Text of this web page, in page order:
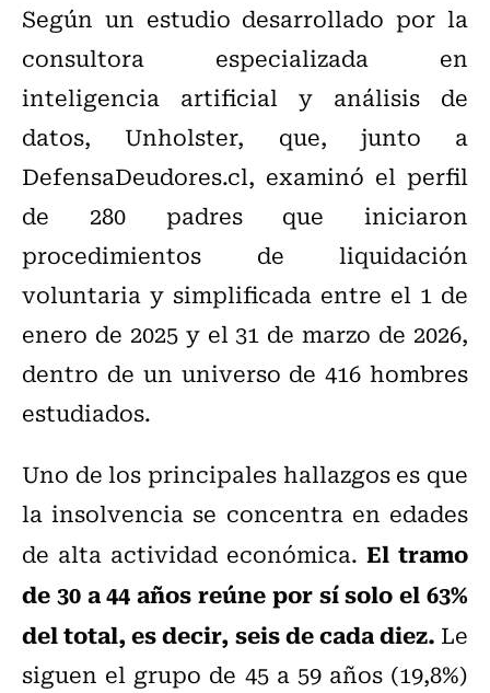
Según un estudio desarrollado por la
consultora especializada en
inteligencia artificial y análisis de
datos, Unholster, que, junto a
DefensaDeudores.cl, examinó el perfil
de 280 padres que iniciaron
procedimientos de liquidación
voluntaria y simplificada entre el 1 de
enero de 2025 y el 31 de marzo de 2026,
dentro de un universo de 416 hombres
estudiados.
Uno de los principales hallazgos es que
la insolvencia se concentra en edades
de alta actividad económica. El tramo
de 30 a 44 años reúne por sí solo el 63%
del total, es decir, seis de cada diez. Le
siguen el grupo de 45 a 59 años (19,8%)